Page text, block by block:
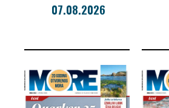
07.08.2026